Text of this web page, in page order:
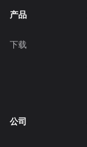
产品
下载
公司